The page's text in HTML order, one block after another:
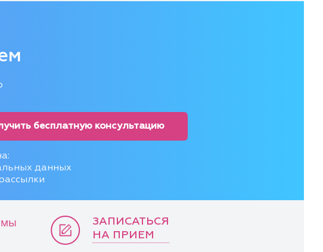
бесплатную консультацию
данных
мы
ЗАПИСАТЬСЯ
НА ПРИЕМ